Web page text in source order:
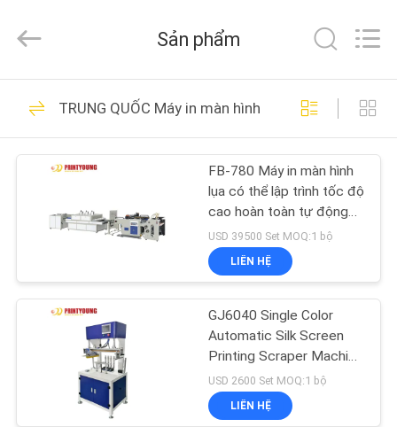
TRANG
CHỦ
VIDEO
CHÚNG
Printyoung
International
All
Reserved.
Máy làm kẹp thư
mục
89
Máy dán màng
104
Sản phẩm
TRUNG QUỐC Máy in màn hình
FB-780 Máy in màn hình
lụa có thể lập trình tốc độ
cao hoàn toàn tự động
với máy sấy UV và bộ xếp
chồng cho máy in nhãn &
hóa đơn
USD 39500 Set MOQ:1 bộ
LIÊN HỆ
GJ6040 Single Color
Automatic Silk Screen
Printing Scraper Machine
with 400x600mm Print
Area for Paper Industry
Use
USD 2600 Set MOQ:1 bộ
LIÊN HỆ